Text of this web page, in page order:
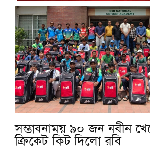
সম্ভাবনাময় ৯০ জন নবীন
ক্রিকেট কিট দিলো রবি